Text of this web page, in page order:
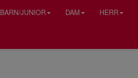
BARN/JUNIOR DAM HERR